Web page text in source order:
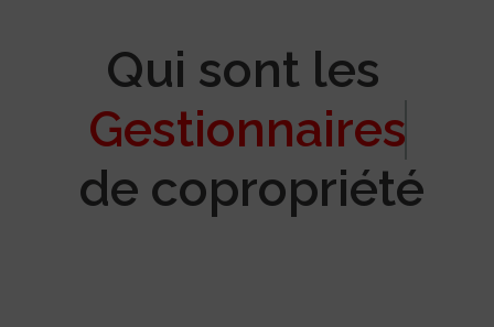
Qui sont les
Gestionnaires
de copropriété